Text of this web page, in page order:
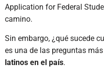
Application for Federal
camino.
Sin embargo, ¿qué sucede
es una de las preguntas
latinos en el país.